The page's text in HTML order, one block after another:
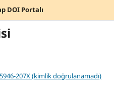
DOI Portalı
207X (kimlik doğrulanamadı)